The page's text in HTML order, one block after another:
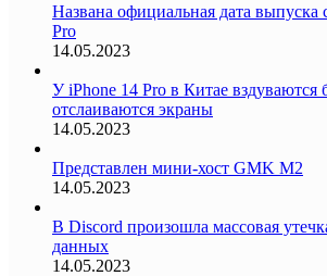
Названа официальная дата
Pro
14.05.2023
У iPhone 14 Pro в Китае вздуваются
отслаиваются экраны
14.05.2023
Представлен мини-хост GMK M2
14.05.2023
В Discord произошла массовая
данных
14.05.2023